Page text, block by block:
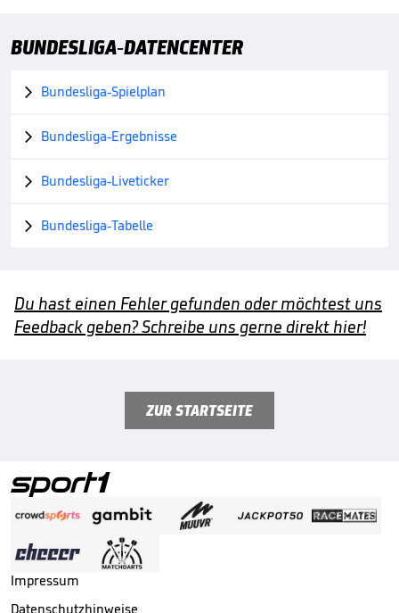
BUNDESLIGA-DATENCENTER
 Bundesliga-Spielplan
 Bundesliga-Ergebnisse
 Bundesliga-Liveticker
 Bundesliga-Tabelle
Du hast einen Fehler gefunden oder möchtest uns
Feedback geben? Schreibe uns gerne direkt hier!
ZUR STARTSEITE
Impressum
Datenschutzhinweise